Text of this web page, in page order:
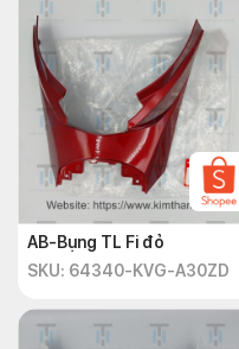
AB-Bụng TL Fi đỏ
SKU: 64340-KVG-A30ZD